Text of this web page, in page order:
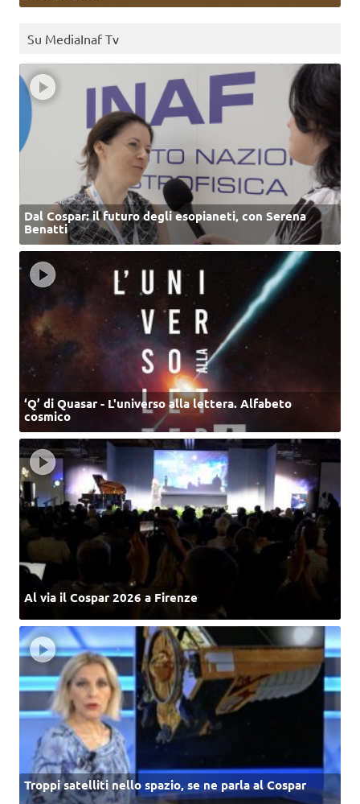
Su MediaInaf Tv
Dal Cospar: il futuro degli esopianeti, con Serena
Benatti
‘Q’ di Quasar - L'universo alla lettera. Alfabeto
cosmico
Al via il Cospar 2026 a Firenze
Troppi satelliti nello spazio, se ne parla al Cospar